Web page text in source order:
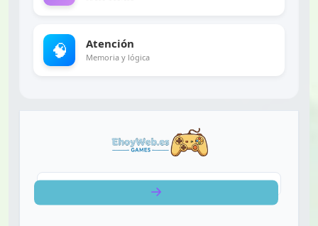
🧠 Atención
Memoria y lógica